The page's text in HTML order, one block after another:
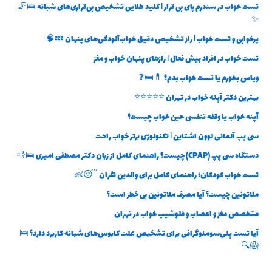
تست خواب در سندرم پای بی قرار | کلید طلایی تشخیص بی‌قراری‌های شبانه 🛌🦵
✨
پرخوابی و تست خواب | راز تشخیص دقیق خواب‌آلودگی‌های پنهان 💤🧠
تست خواب در افراد بیش فعال | رازهای پنهان خواب و مغز
ویاس بخورم یا تست خواب بدم؟ 💊🛏️❓
بهترین دکتر آپنه خواب در تهران ⭐⭐⭐⭐⭐
آپنه خواب یا وقفه تنفسی حین خواب چیست؟
سی پپ آلمانی لوون اشتاین | تکنولوژی برتر خواب راحت
دستگاه سی پپ (CPAP) چیست؟ راهنمای کامل از زبان دکتر مصطفی امیری 🛌💨
تست خواب کودکان؛ راهنمای کامل برای والدین نگران 😴👶
ملاتونین چیست؟ آیا مصرف ملاتونین بی خطر است؟
متخصص مغز و اعصاب و فلوشیپ خواب در تهران
آیا تست پلی‌سومنوگرافی برای تشخیص علت کابوس‌های شبانه کاربرد دارد؟ 🛌
😱🔍